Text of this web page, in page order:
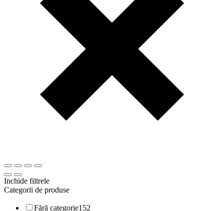
Inchide filtrele
Categorii de produse
Fără categorie152